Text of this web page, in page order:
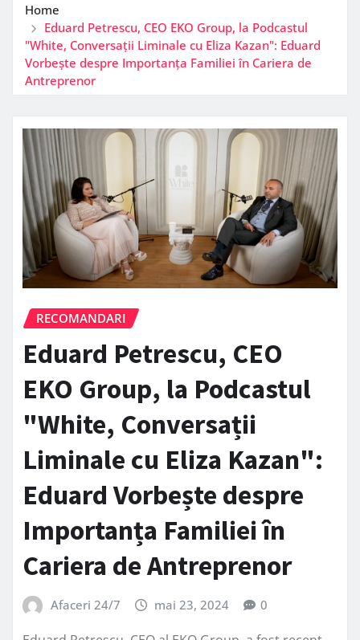
Home
Eduard Petrescu, CEO EKO Group, la Podcastul
"White, Conversații Liminale cu Eliza Kazan": Eduard
Vorbește despre Importanța Familiei în Cariera de
Antreprenor
RECOMANDARI
Eduard Petrescu, CEO
EKO Group, la Podcastul
"White, Conversații
Liminale cu Eliza Kazan":
Eduard Vorbește despre
Importanța Familiei în
Cariera de Antreprenor
Afaceri 24/7 mai 23, 2024 0